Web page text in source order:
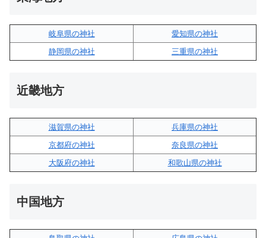
岐阜県の神社
愛知県の神社
静岡県の神社
三重県の神社
近畿地方
滋賀県の神社
兵庫県の神社
京都府の神社
奈良県の神社
大阪府の神社
和歌山県の神社
中国地方